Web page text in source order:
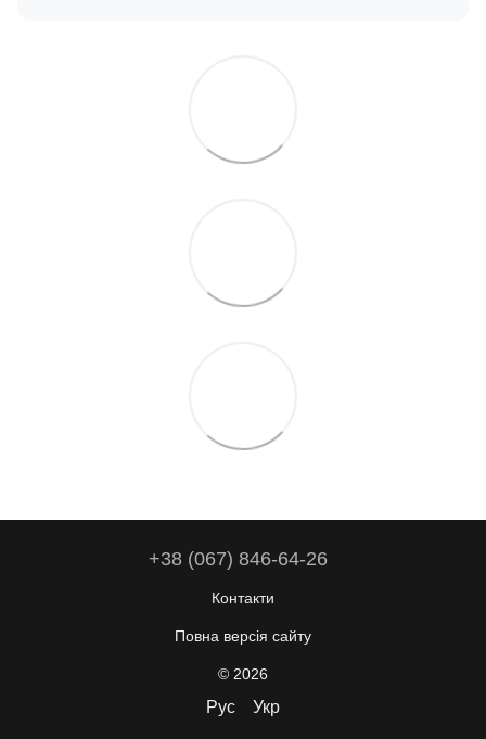
+38 (067) 846-64-26
Контакти
Повна версія сайту
© 2026
Рус Укр